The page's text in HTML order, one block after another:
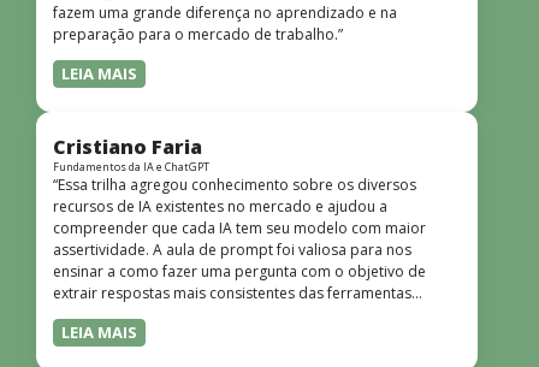
fazem uma grande diferença no aprendizado e na
preparação para o mercado de trabalho.”
LEIA MAIS
Cristiano Faria
Fundamentos da IA e ChatGPT
“Essa trilha agregou conhecimento sobre os diversos
recursos de IA existentes no mercado e ajudou a
compreender que cada IA tem seu modelo com maior
assertividade. A aula de prompt foi valiosa para nos
ensinar a como fazer uma pergunta com o objetivo de
extrair respostas mais consistentes das ferramentas
disponíveis. O instrutor também é muito bom, além de
dominar o conteúdo, possui uma didática que incentiva o
LEIA MAIS